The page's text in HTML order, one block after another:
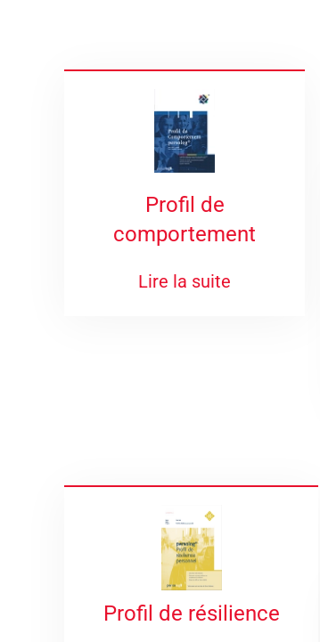
Profil de
comportement
Lire la suite
Profil de résilience